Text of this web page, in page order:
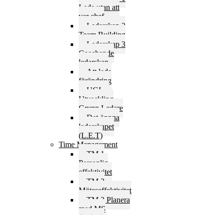
Leda utan att
var chef
Ledarskap 2
Team Building
Ledarskap 3
Coachande
ledarskap
Att leda
förändring
UGL –
Utveckling
Grupp Ledare
Det öppna
ledarskapet
(L.E.T)
Time Management
TM 1
Personlig
effektivitet
TM 2
Möteseffektivitet
TM 3 Planera
med MS